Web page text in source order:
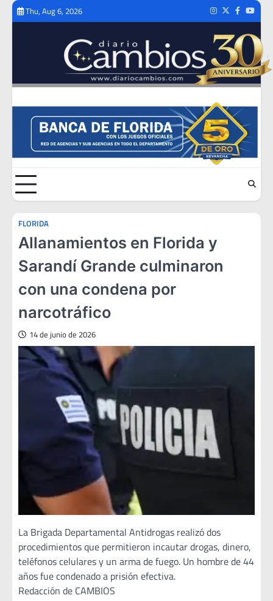
Skip
Thu, Aug 6, 2026 Instagram
TwitterFacebook
FLORIDA
Allanamientos en Florida y
Sarandí Grande culminaron
con una condena por
narcotráfico
14 de junio de 2026
La Brigada Departamental Antidrogas realizó dos
procedimientos que permitieron incautar drogas, dinero,
teléfonos celulares y un arma de fuego. Un hombre de 44
años fue condenado a prisión efectiva.
Redacción de CAMBIOS